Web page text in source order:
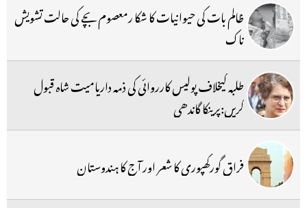
ظالم بات کی حیوانیات کا شکا رمعصوم بچے کی حالت تشویش
ناک
طلبہ کیخلاف پولیس کارروائی کی ذمہ داریامیت شاہ قبول
کریں:پرینکا گاندھی
فراق گورکھپوری کا شعر اور آج کا ہندوستان